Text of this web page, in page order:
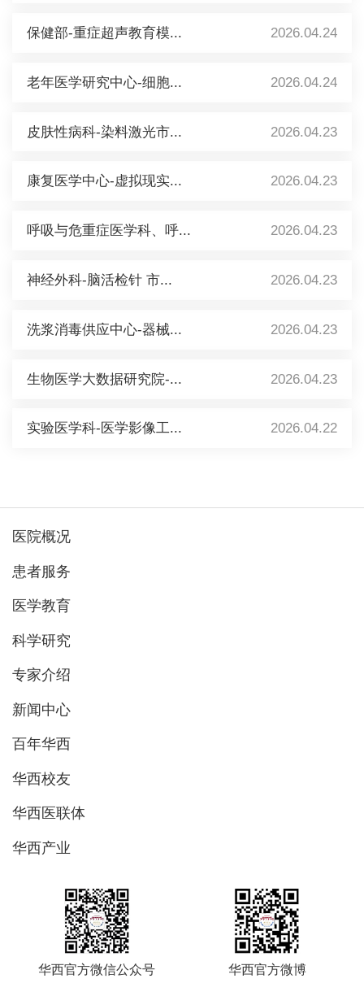
保健部-重症超声教育模... 2026.04.24
老年医学研究中心-细胞... 2026.04.24
皮肤性病科-染料激光市... 2026.04.23
康复医学中心-虚拟现实... 2026.04.23
呼吸与危重症医学科、呼... 2026.04.23
神经外科-脑活检针 市... 2026.04.23
洗浆消毒供应中心-器械... 2026.04.23
生物医学大数据研究院-... 2026.04.23
实验医学科-医学影像工... 2026.04.22
医院概况
患者服务
医学教育
科学研究
专家介绍
新闻中心
百年华西
华西校友
华西医联体
华西产业
华西官方微信公众号 华西官方微博